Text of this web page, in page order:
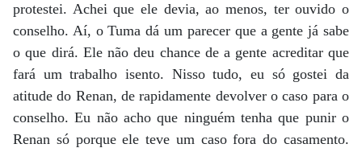
protestei. Achei que ele devia, ao menos, ter ouvido o
conselho. Aí, o Tuma dá um parecer que a gente já sabe
o que dirá. Ele não deu chance de a gente acreditar que
fará um trabalho isento. Nisso tudo, eu só gostei da
atitude do Renan, de rapidamente devolver o caso para o
conselho. Eu não acho que ninguém tenha que punir o
Renan só porque ele teve um caso fora do casamento.